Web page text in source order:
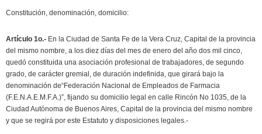
Constitución, denominación, domicilio:
Artículo 1o.- En la Ciudad de Santa Fe de la Vera Cruz, Capital de la provincia
del mismo nombre, a los diez días del mes de enero del año dos mil cinco,
quedó constituida una asociación profesional de trabajadores, de segundo
grado, de carácter gremial, de duración indefinida, que girará bajo la
denominación de“Federación Nacional de Empleados de Farmacia
(F.E.N.A.E.M.F.A.)”, fijando su domicilio legal en calle Rincón No 1035, de la
Ciudad Autónoma de Buenos Aires, Capital de la provincia del mismo nombre
y que se regirá por este Estatuto y disposiciones legales.-